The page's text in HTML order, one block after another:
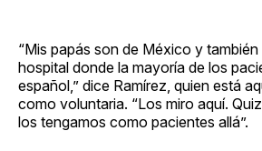
“Mis papás son de México y
hospital donde la mayoría de los
español,” dice Ramírez, quien está
como voluntaria. “Los miro aquí.
los tengamos como pacientes allá”.